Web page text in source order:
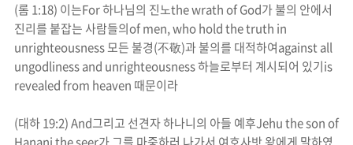
(롬 1:18) 이는For하나님의 진노thewrathof God가 불의 안에서
진리를 붙잡는 사람들의of men, who hold the truth in
unrighteousness모든 불경(不敬)과 불의를 대적하여against all
ungodliness and unrighteousness하늘로부터 계시되어 있기is
revealed from heaven 때문이라
(대하19:2) And그리고 선견자하나니의 아들 예후Jehu the son of